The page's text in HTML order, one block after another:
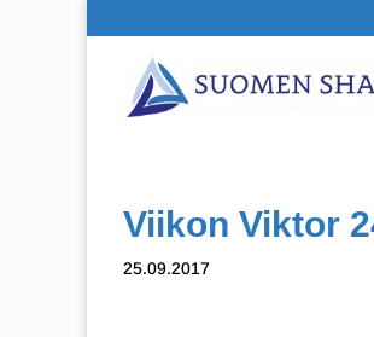
Viikon Viktor
25.09.2017